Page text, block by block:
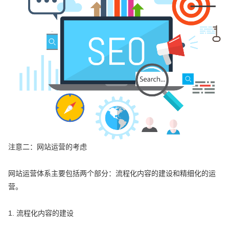
注意二：网站运营的考虑
网站运营体系主要包括两个部分：流程化内容的建设和精细化的运
营。
1. 流程化内容的建设